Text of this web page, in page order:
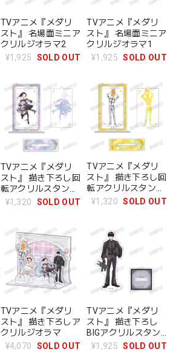
TVアニメ『メダリ
スト』 名場面ミニア
クリルジオラマ2
¥1,925
SOLD OUT
TVアニメ『メダリ
スト』 名場面ミニア
クリルジオラマ1
¥1,925 SOLD OUT
TVアニメ『メダリ
スト』 描き下ろし回
転アクリルスタンド
3.狼嵜 光
¥1,320 SOLD OUT
TVアニメ『メダリ
スト』 描き下ろし回
転アクリルスタンド
2.明浦路 司
¥1,320 SOLD OUT
TVアニメ『メダリ
スト』 描き下ろしア
クリルジオラマ
¥4,070
SOLD OUT
TVアニメ『メダリ
スト』 描き下ろし
BIGアクリルスタン
ド4.夜鷹 純
¥1,925 SOLD OUT